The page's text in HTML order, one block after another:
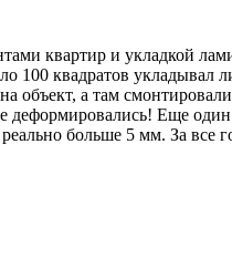
квартир и укладкой
100 квадратов укладывал
объект, а там
деформировались! Еще
реально больше 5 мм. За все